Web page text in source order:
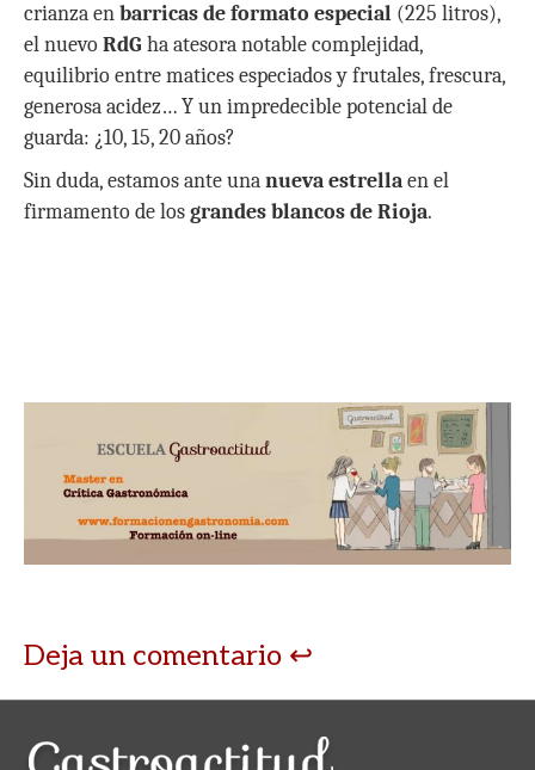
crianza enbarricas de formato especial (225 litros),
el nuevoRdG ha atesora notable complejidad,
equilibrio entre matices especiados y frutales, frescura,
generosa acidez… Y un impredecible potencial de
guarda: ¿10, 15, 20 años?
Sin duda, estamos ante unanueva estrellaen el
firmamento de losgrandes blancos de Rioja.
Deja un comentario